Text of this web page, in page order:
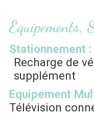
Equipements,
Stationnement :
Recharge de
supplément
Equipement
Télévision